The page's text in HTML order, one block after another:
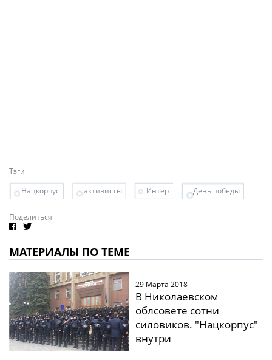
Тэги
Нацкорпус
активисты Интер День победы
Поделиться
МАТЕРИАЛЫ ПО ТЕМЕ
29 Марта 2018
В Николаевском
облсовете сотни
силовиков. "Нацкорпус"
внутри